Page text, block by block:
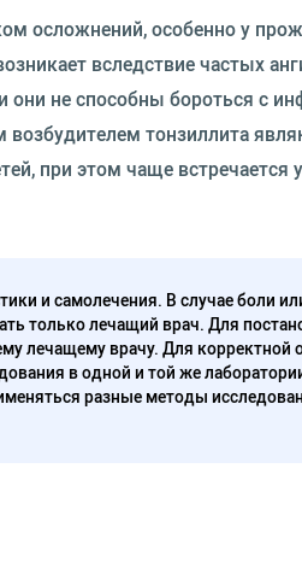
осложнений, особенно у
вследствие частых
не способны бороться с
тонзиллита
при этом чаще
и самолечения. В случае боли
только лечащий врач. Для
лечащему врачу. Для корректной
в одной и той же
разные методы